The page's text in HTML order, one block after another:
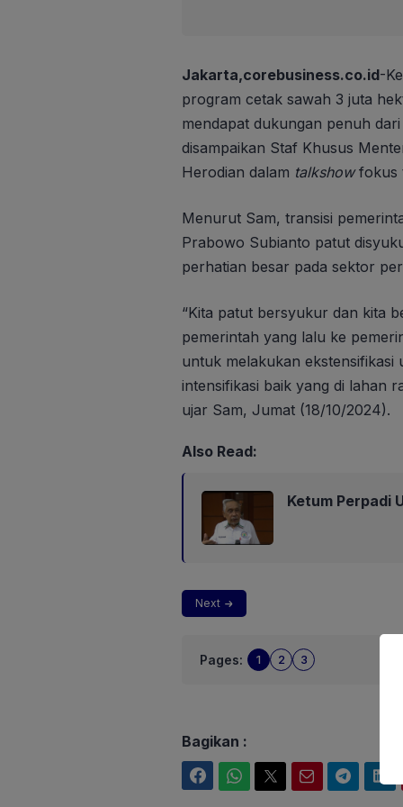
Jakarta,corebusiness.co.id-
program cetak sawah 3 juta
mendapat dukungan penuh
disampaikan Staf Khusus
Herodian dalam talkshowfokus
Menurut Sam, transisi
Prabowo Subianto patut
perhatian besar pada sektor
“Kita patut bersyukur dan kita
pemerintah yang lalu ke
untuk melakukan ekstensifikasi
intensifikasi baik yang di lahan
ujar Sam, Jumat (18/10/2024).
Also Read:
Ketum Perpadi
Next
Pages: 1 2 3
Bagikan :